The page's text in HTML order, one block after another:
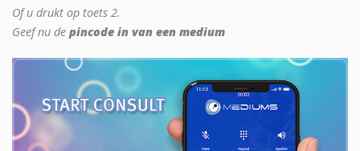
Of u drukt op toets 2.
Geef nu de pincode in van een medium